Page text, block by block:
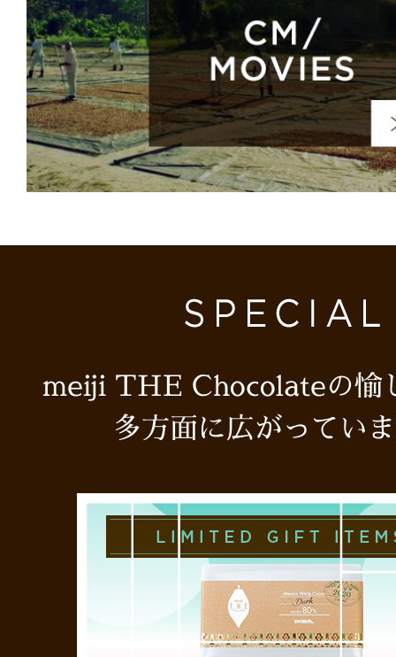
meiji THE Chocolateの愉
多方面に広がってい